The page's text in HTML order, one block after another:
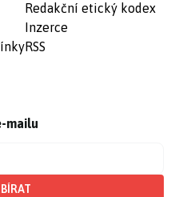
Redakční etický kodex
Inzerce
RSS
mailu